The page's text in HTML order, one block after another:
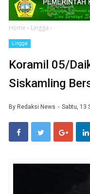
Home › Lingga ›
Lingga
Koramil 05/
Siskamling
By Redaksi News Sabtu, 13